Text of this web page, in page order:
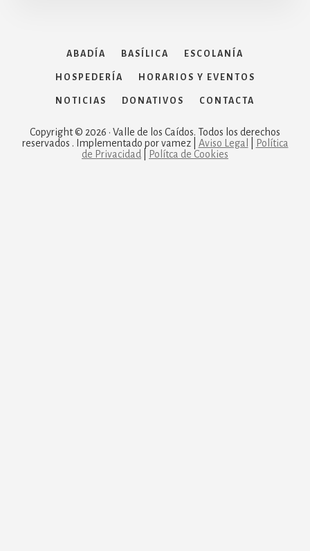
ABADÍA BASÍLICA ESCOLANÍA
HOSPEDERÍA HORARIOS Y EVENTOS
NOTICIAS DONATIVOS CONTACTA
Copyright © 2026 · Valle de los Caídos. Todos los derechos
reservados . Implementado por vamez | Aviso Legal
Política
de Privacidad
Polítca de Cookies